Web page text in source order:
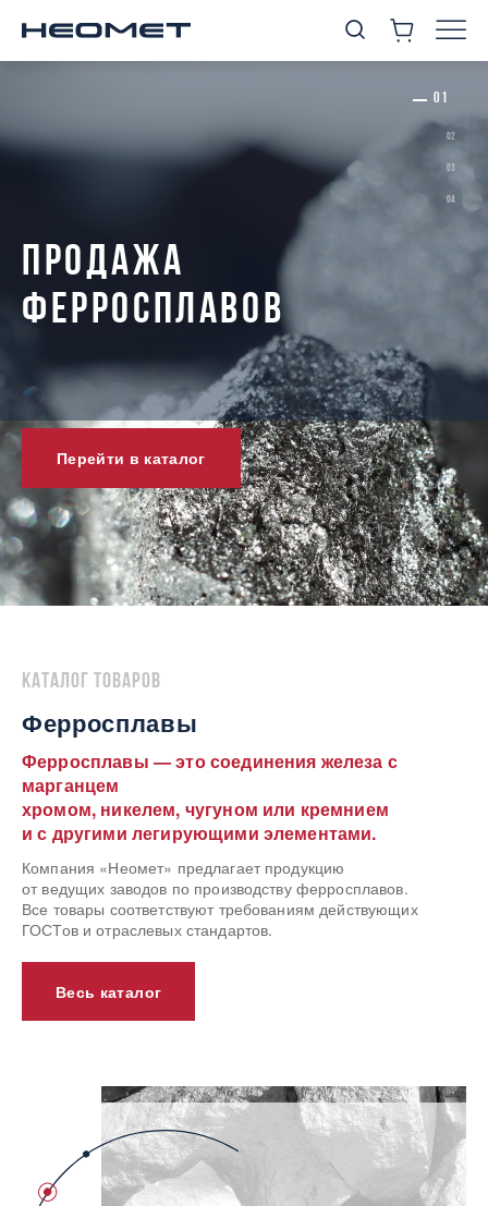
ПРОДАЖА
ФЕРРОСПЛАВОВ
Перейти в каталог
Каталог товаров
Ферросплавы
Ферросплавы — это соединения железа с
марганцем
хромом, никелем, чугуном или кремнием
и с другими легирующими элементами.
Компания «Неомет» предлагает продукцию
от ведущих заводов по производству ферросплавов.
Все товары соответствуют требованиям действующих
ГОСТов и отраслевых стандартов.
Весь каталог